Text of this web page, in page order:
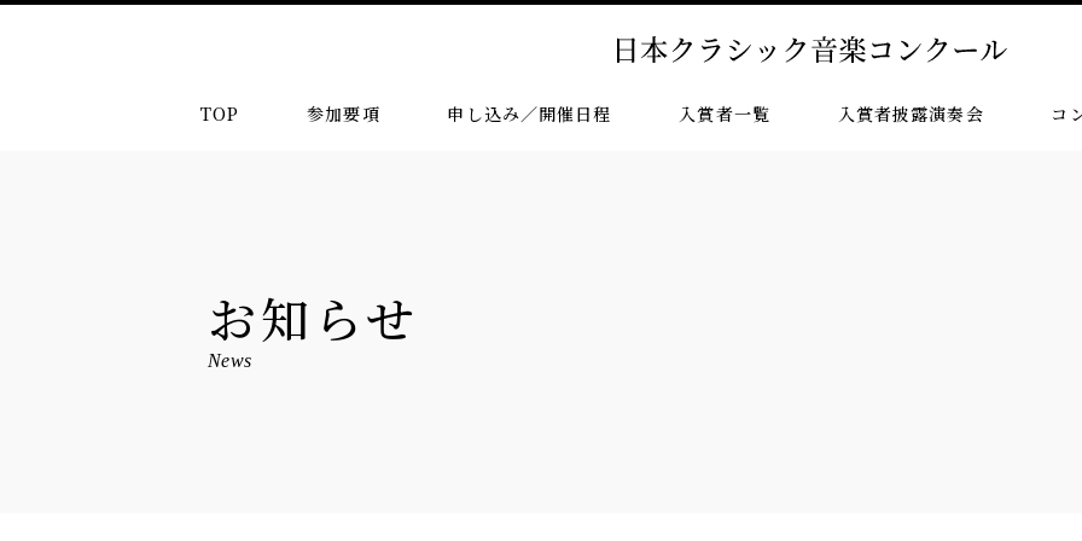
TOP 参加要項 申し込み／開催日程 入賞者一覧 入賞者披露演奏会 コ
お知らせ
News